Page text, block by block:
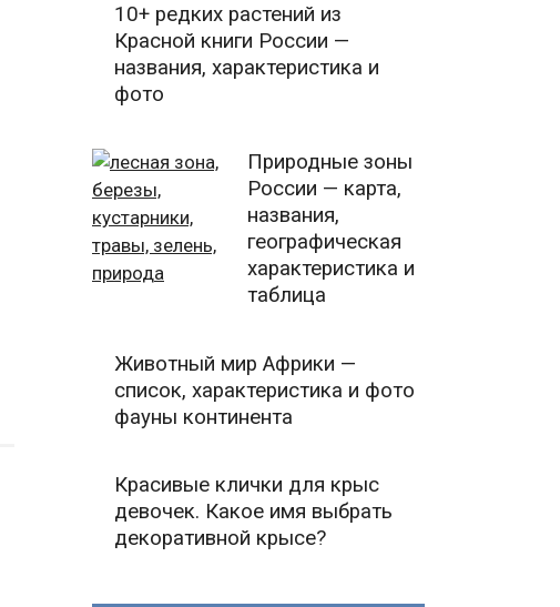
10+ редких растений из
Красной книги России —
названия, характеристика и
фото
Природные зоны
России — карта,
названия,
географическая
характеристика и
таблица
Животный мир Африки —
список, характеристика и фото
фауны континента
Красивые клички для крыс
девочек. Какое имя выбрать
декоративной крысе?